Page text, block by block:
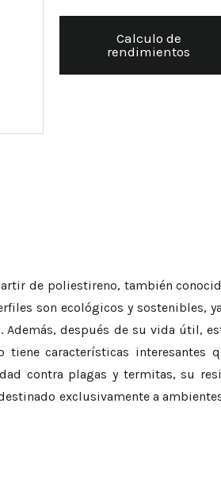
Calculo de
rendimientos
de poliestireno, también
son ecológicos y sostenibles,
después de su vida útil,
tiene características
contra plagas y termitas, su
exclusivamente a